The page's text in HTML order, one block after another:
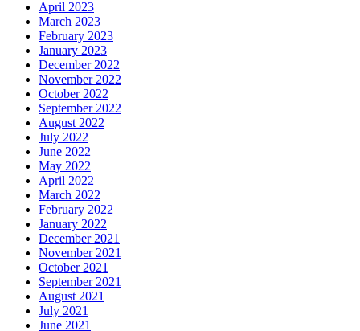
April 2023
March 2023
February 2023
January 2023
December 2022
November 2022
October 2022
September 2022
August 2022
July 2022
June 2022
May 2022
April 2022
March 2022
February 2022
January 2022
December 2021
November 2021
October 2021
September 2021
August 2021
July 2021
June 2021